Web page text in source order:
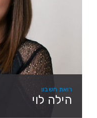
רואת חשבון
הילה לוי